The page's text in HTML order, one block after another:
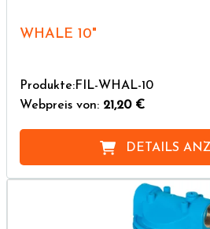
WHALE 10"
Produkte:FIL-WHAL-10
Webpreis von: 21,20 €
DETAILS